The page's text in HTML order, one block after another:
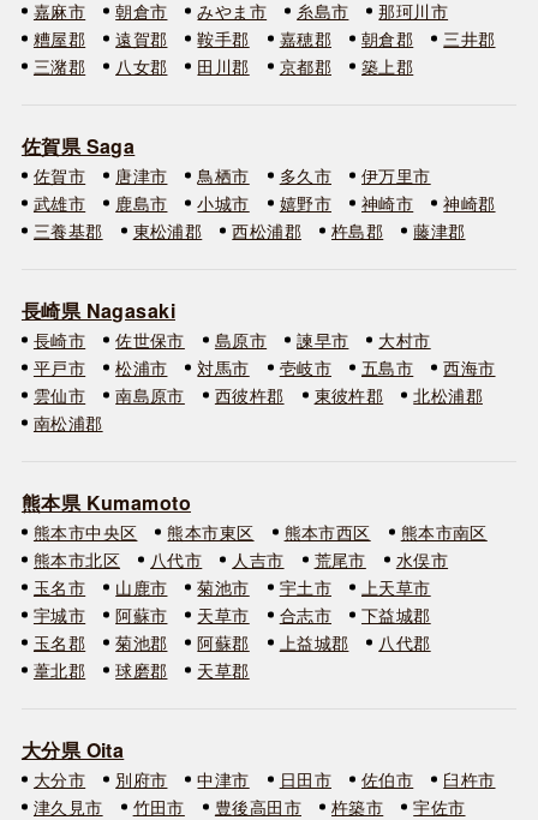
嘉麻市
朝倉市 みやま市 糸島市
那珂川市
糟屋郡
遠賀郡 鞍手郡 嘉穂郡 朝倉郡
三井郡
三潴郡
八女郡 田川郡 京都郡 築上郡
佐賀県 Saga
佐賀市 唐津市 鳥栖市 多久市
伊万里市
武雄市
鹿島市 小城市 嬉野市 神崎市
神崎郡
三養基郡
東松浦郡 西松浦郡 杵島郡 藤津郡
長崎県 Nagasaki
長崎市 佐世保市 島原市 諫早市
大村市
平戸市
松浦市 対馬市 壱岐市 五島市
西海市
雲仙市
南島原市 西彼杵郡 東彼杵郡
北松浦郡
南松浦郡
熊本県 Kumamoto
熊本市中央区 熊本市東区 熊本市西区
熊本市南区
熊本市北区
八代市 人吉市 荒尾市
水俣市
玉名市
山鹿市 菊池市 宇土市
上天草市
宇城市
阿蘇市 天草市 合志市
下益城郡
玉名郡
菊池郡 阿蘇郡 上益城郡
八代郡
葦北郡
球磨郡 天草郡
大分県 Oita
大分市 別府市 中津市 日田市 佐伯市
臼杵市
津久見市
竹田市 豊後高田市 杵築市
宇佐市